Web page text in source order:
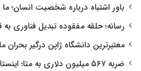
باور اشتباه درباره شخصیت انسان؛
رسانه؛ حلقه مفقوده تبدیل فناوری
معتبرترین دانشگاه ژاپن درگیر بحران
ضربه ۵۶۷ میلیون دلاری به متا؛ اینستاگرام زیر تیغ دادگاه